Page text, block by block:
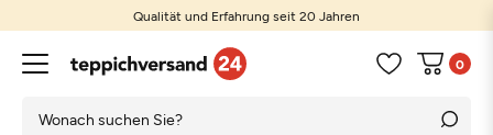
Qualität und Erfahrung seit 20 Jahren
0